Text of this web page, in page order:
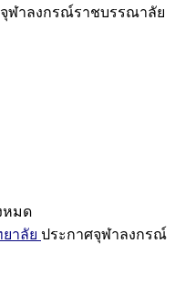
จุฬาลงกรณ์ราชบรรณาลัย
หมด
าลัย ประกาศจุฬาลงกรณ์